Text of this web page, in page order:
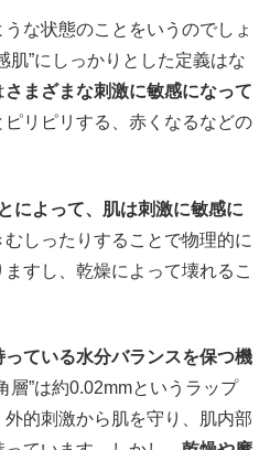
な状態のことをいうのでしょ
肌”にしっかりとした定義はな
さまざまな刺激に敏感になって
ピリピリする、赤くなるなどの
によって、肌は刺激に敏感に
しったりすることで物理的に
すし、乾燥によって壊れるこ
ている水分バランスを保つ機
層”は約0.02mmというラップ
的刺激から肌を守り、肌内部